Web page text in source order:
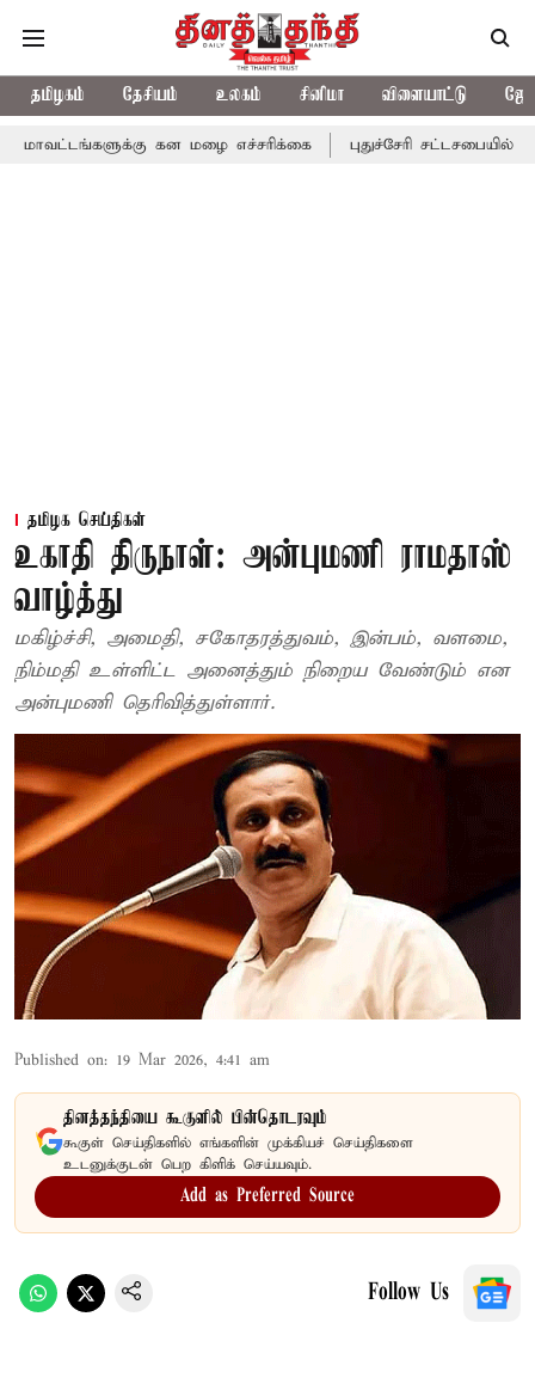
தமிழகம் தேசியம் உலகம் சினிமா விளையாட்டு
கன மழை எச்சரிக்கை புதுச்சேரி சட்டசபையில் வரும்
தமிழக செய்திகள்
உகாதி திருநாள்: அன்புமணி ராமதாஸ்
வாழ்த்து
மகிழ்ச்சி, அமைதி, சகோதரத்துவம், இன்பம், வளமை,
நிம்மதி உள்ளிட்ட அனைத்தும் நிறைய வேண்டும் என
அன்புமணி தெரிவித்துள்ளார்.
Published on: 19 Mar 2026, 4:41 am
தினத்தந்தியை கூகுளில் பின்தொடரவும்
கூகுள் செய்திகளில் எங்களின் முக்கியச் செய்திகளை
உடனுக்குடன் பெற கிளிக் செய்யவும்.
Add as Preferred Source
Follow Us